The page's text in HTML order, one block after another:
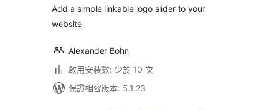
數
Add a simple linkable logo slider to your
website
Alexander Bohn
啟用安裝數: 少於 10 次
保證相容版本: 5.1.23